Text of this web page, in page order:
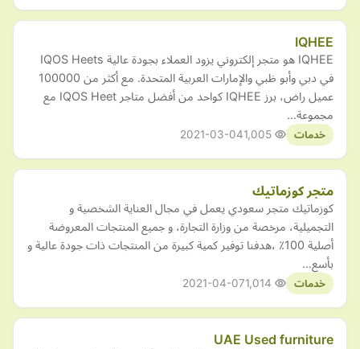
IQHEE
IQHEE هو متجر إلكتروني يزود العملاء بجودة عالية IQOS Heets
في دبي وأبو ظبي والإمارات العربية المتحدة. مع أكثر من 100000
عميل راض، برز IQHEE كواحد من أفضل متاجر IQOS Heet مع
مجموعة…
خدمات 2021-03-04
متجر كوزماتيك
كوزماتيك متجر سعودي يعمل في مجال العناية الشخصية و
التجميلية، مرخصة من وزارة التجارة، و جميع المنتجات المعروضة
أصلية 100٪ ،هدفنا توفير كمية كبيرة من المنتجات ذات جودة عالية و
بأسع…
خدمات 2021-04-07
UAE Used furniture